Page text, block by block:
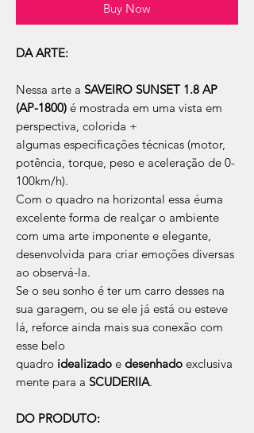
Buy Now
DA ARTE:
Nessa arte a SAVEIRO SUNSET 1.8 AP
(AP-1800) é mostrada em uma vista em
perspectiva, colorida +
algumas especificações técnicas (motor,
potência, torque, peso e aceleração de 0-
100km/h).
Com o quadro na horizontal essa éuma
excelente forma de realçar o ambiente
com uma arte imponente e elegante,
desenvolvida para criar emoções diversas
ao observá-la.
Se o seu sonho é ter um carro desses na
sua garagem, ou se ele já está ou esteve
lá, reforce ainda mais sua conexão com
esse belo
quadro idealizado e desenhado exclusiva
mente para a SCUDERIIA.
DO PRODUTO: